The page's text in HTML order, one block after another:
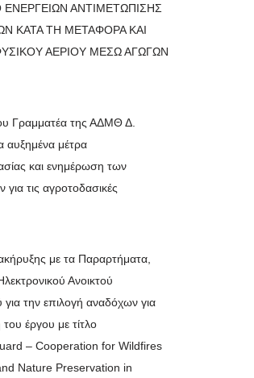
ΑΝΤΙΜΕΤΩΠΙΣΗΣ
ΚΑΤΑ ΤΗ ΜΕΤΑΦΟΡΑ ΚΑΙ
ΑΕΡΙΟΥ ΜΕΣΩ ΑΓΩΓΩΝ
Γραμματέα της ΑΔΜΘ Δ.
αυξημένα μέτρα
και ενημέρωση των
για τις αγροτοδασικές
με τα Παραρτήματα,
Ανοικτού
για την επιλογή αναδόχων για
έργου με τίτλο
– Cooperation for Wildfires
Nature Preservation in